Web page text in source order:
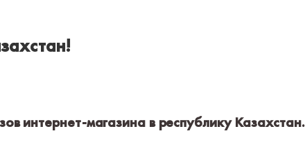
интернет-магазина в республику Казахстан.